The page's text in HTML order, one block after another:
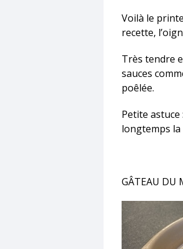
Voilà le
recette,
Très tendre
sauces
poêlée.
Petite
longtemps la
GÂTEAU DU